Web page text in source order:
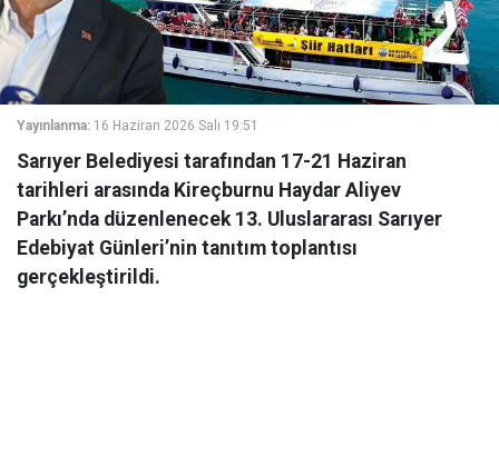
Yayınlanma: 16 Haziran 2026 Salı 19:51
Sarıyer Belediyesi tarafından 17-21 Haziran
tarihleri arasında Kireçburnu Haydar Aliyev
Parkı’nda düzenlenecek 13. Uluslararası Sarıyer
Edebiyat Günleri’nin tanıtım toplantısı
gerçekleştirildi.